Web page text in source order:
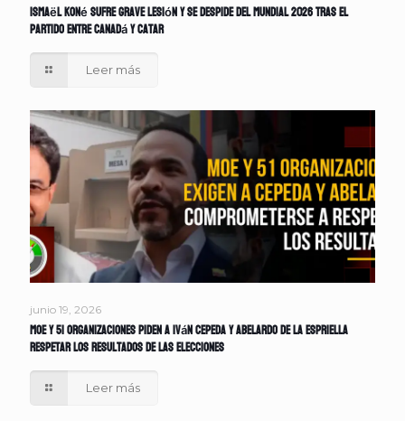
Ismaël Koné sufre grave lesión y se despide del Mundial 2026 tras el
partido entre Canadá y Catar
Leer más
junio 19, 2026
MOE y 51 organizaciones piden a Iván Cepeda y Abelardo de la Espriella
respetar los resultados de las elecciones
Leer más